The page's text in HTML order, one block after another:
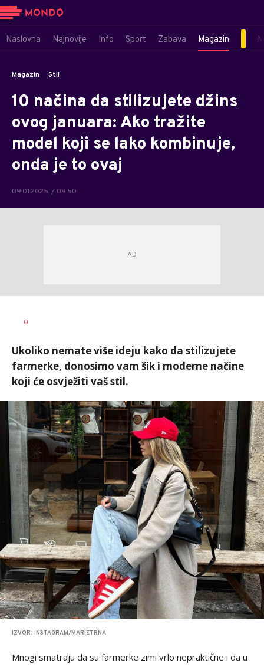
Naslovna Najnovije Info Sport Zabava Magazin
Magazin Stil
10 načina da stilizujete džins
ovog januara: Ako tražite
model koji se lako kombinuje,
onda je to ovaj
09.01.2025. / 09:50
AUTOR
0
Ukoliko nemate više ideju kako da stilizujete
farmerke, donosimo vam šik i moderne načine
koji će osvježiti vaš stil.
IZVOR: INSTAGRAM/MARIETRNA
Mnogi smatraju da su farmerke zimi vrlo nepraktične i da u